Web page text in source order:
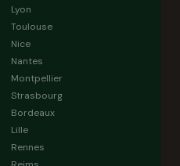
Lyon
Toulouse
Nice
Nantes
Montpellier
Strasbourg
Bordeaux
Lille
Rennes